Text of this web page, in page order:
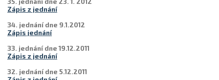
Zápis z jednání
34. jednání dne 9.1.2012
Zápis jednání
33. jednání dne 19.12.2011
Zápis z jednání
32. jednání dne 5.12.2011